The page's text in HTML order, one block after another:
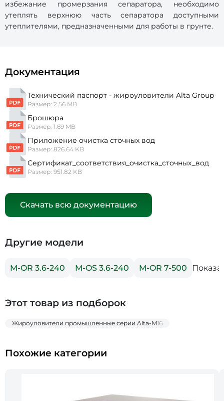
избежание промерзания сепаратора, необходимо
утеплять верхнюю часть сепаратора доступными
утеплителями, предназначенными для работы в грунте.
Документация
Технический паспорт - жироуловители Alta Group
Размер: 2.56 MB
Брошюра
Размер: 1.69 MB
Приложение очистка сточных вод
Размер: 826.64 KB
Сертификат_соответствия_очистка_сточных_вод
Размер: 951.82 KB
Скачать всю документацию
Другие модели
M-OR 3.6-240 М-OS 3.6-240 M-OR 7-500
Этот товар из подборок
Жироуловители промышленные серии Alta-M16
Похожие категории